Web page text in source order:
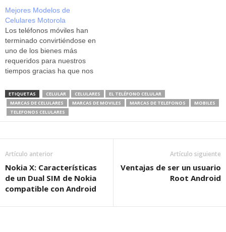
es considerado como uno de
los primeros en salir al
mercado con multifunción.
Este celular cuenta con
cámara fotográfica de 1.3…
Mejores Modelos de
Celulares Motorola
Los teléfonos móviles han
terminado convirtiéndose en
uno de los bienes más
requeridos para nuestros
tiempos gracias ha que nos
comunicados y traen
consigo diversas clases de
utilidades. Como resulta
obvio, las marcas más
producción de teléfonos
celulares son aquellas que
ETIQUETAS CELULAR CELULARES
EL TELÉFONO CELULAR
MARCAS DE CELULARES
MARCAS DE MOVILES MARCAS DE TELEFONOS
MOBILES
TELEFONOS CELULARES
Artículo anterior
Nokia X: Características
de un Dual SIM de Nokia
compatible con Android
Artículo siguiente
Ventajas de ser un usuario
Root Android